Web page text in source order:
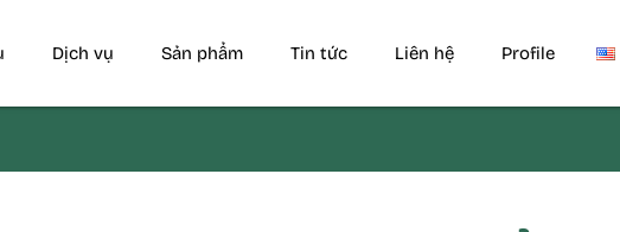
Dịch vụ Sản phẩm Tin tức Liên hệ Profile